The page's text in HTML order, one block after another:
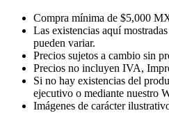
Compra mínima de $5,000
Las existencias aquí
pueden variar.
Precios sujetos a cambio sin
Precios no incluyen IVA,
Si no hay existencias del
ejecutivo o mediante nuestro
Imágenes de carácter